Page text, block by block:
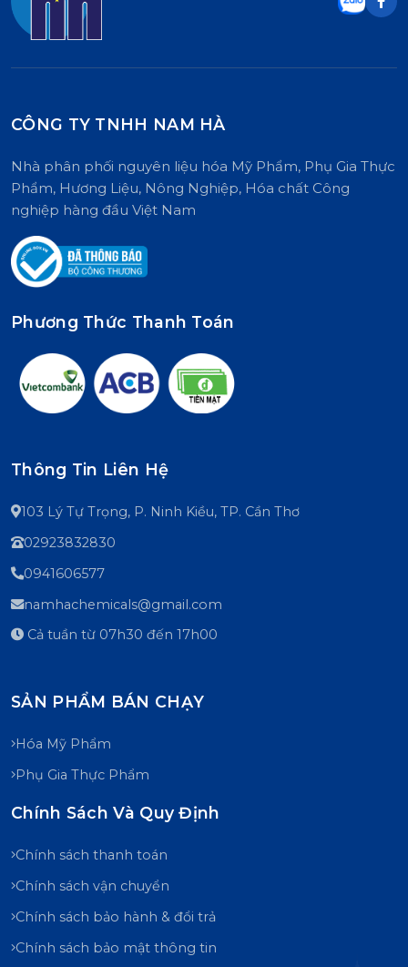
CÔNG TY TNHH NAM HÀ
Nhà phân phối nguyên liệu hóa Mỹ Phẩm, Phụ Gia Thực
Phẩm, Hương Liệu, Nông Nghiệp, Hóa chất Công
nghiệp hàng đầu Việt Nam
Phương Thức Thanh Toán
Thông Tin Liên Hệ
103 Lý Tự Trọng, P. Ninh Kiều, TP. Cần Thơ
02923832830
0941606577
namhachemicals@gmail.com
Cả tuần từ 07h30 đến 17h00
SẢN PHẨM BÁN CHẠY
Hóa Mỹ Phẩm
Phụ Gia Thực Phẩm
Chính Sách Và Quy Định
Chính sách thanh toán
Chính sách vận chuyển
Chính sách bảo hành & đổi trả
Chính sách bảo mật thông tin